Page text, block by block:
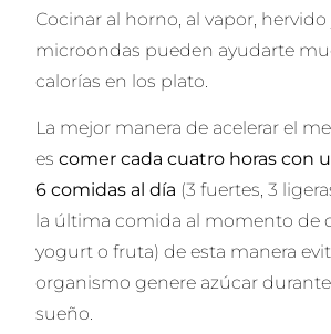
Cocinar al horno, al vapor, hervido
microondas pueden ayudarte
calorías en los plato.
La mejor manera de acelerar el
escomer cada cuatro horas con
6 comidas al día (3 fuertes, 3
la última comida al momento de
yogurt o fruta) de esta manera
organismo genere azúcar
sueño.